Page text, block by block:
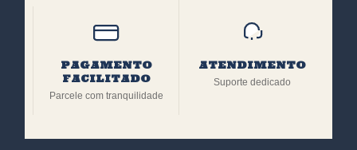
PAGAMENTO
FACILITADO
Parcele com tranquilidade
ATENDIMENTO
Suporte dedicado